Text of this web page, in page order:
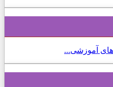
های آموزشی...